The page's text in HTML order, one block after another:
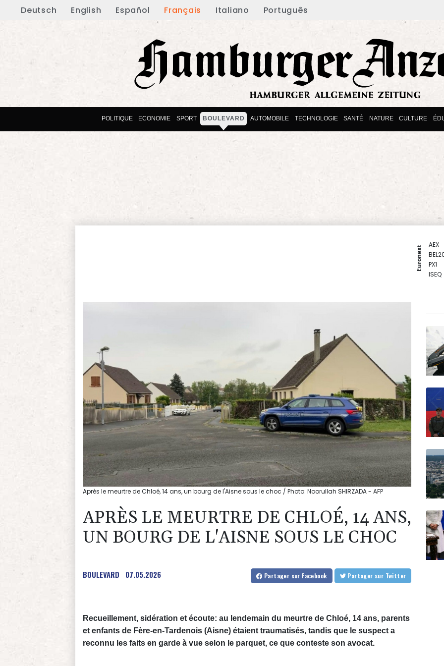
Deutsch English Español Français Italiano Português
POLITIQUE ECONOMIE SPORT BOULEVARD AUTOMOBILE TECHNOLOGIE SANTÉ NATURE CULTURE
Euronext
AEX
PX1
ISEQ
Après le meurtre de Chloé, 14 ans, un bourg de l'Aisne sous le choc / Photo: Noorullah SHIRZADA - AFP
APRÈS LE MEURTRE DE CHLOÉ, 14 ANS,
UN BOURG DE L'AISNE SOUS LE CHOC
BOULEVARD 07.05.2026 Partager sur Facebook Partager sur Twitter
Recueillement, sidération et écoute: au lendemain du meurtre de Chloé, 14 ans, parents
et enfants de Fère-en-Tardenois (Aisne) étaient traumatisés, tandis que le suspect a
reconnu les faits en garde à vue selon le parquet, ce que conteste son avocat.